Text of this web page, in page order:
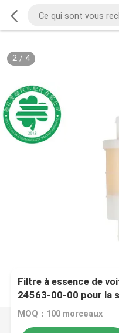
2/ 4
Filtre à essence de
24563-00-00 pour la
Mercury 881540
MOQ：100 morceaux